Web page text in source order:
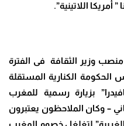
اللاتينية”.
وزير الثقافة فى الفترة
1992) قام رئيس الحكومة الكنارية المستقلة
بزيارة رسمية للمغرب
– وكان الملاحظون يعتبرون